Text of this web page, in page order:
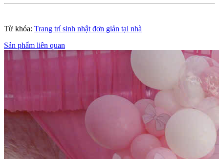
Từ khóa: Trang trí sinh nhật đơn giản tại nhà
Sản phẩm liên quan